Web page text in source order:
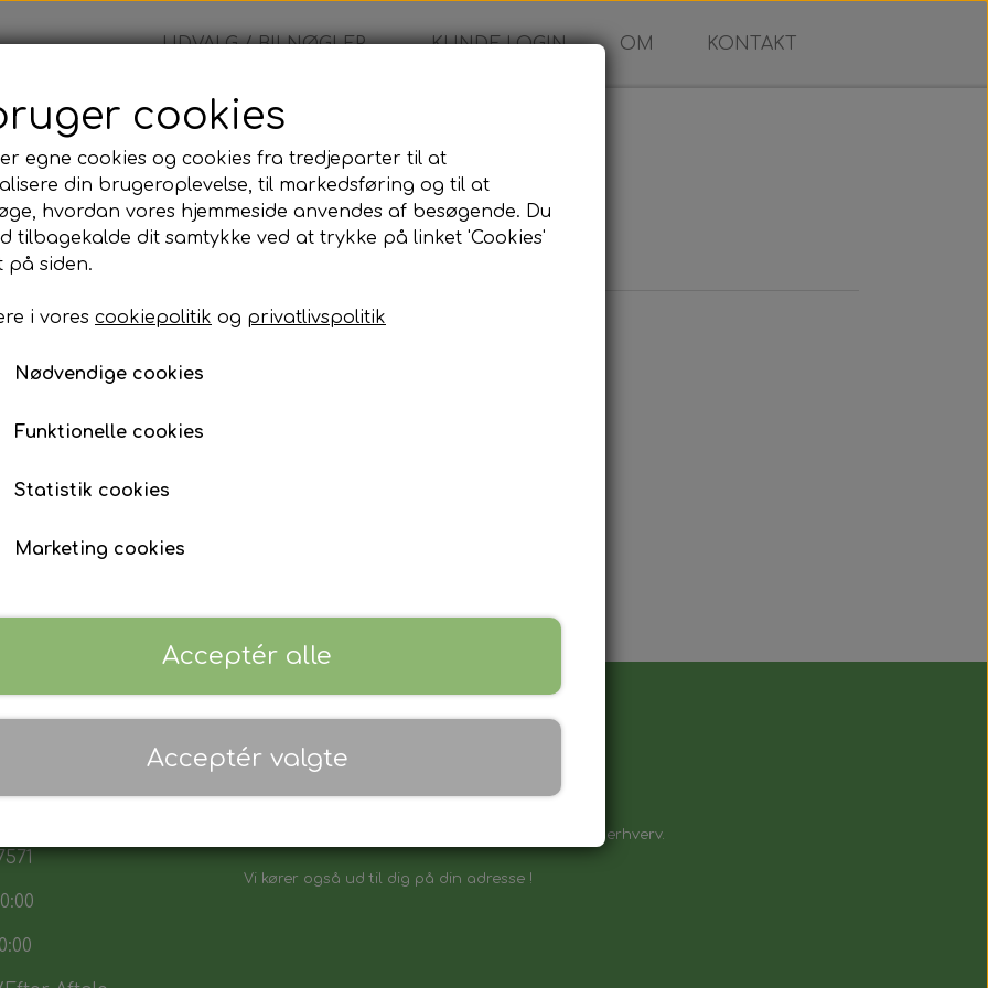
UDVALG / BILNØGLER KUNDE LOGIN OM KONTAKT
Kawasaki
125,00 kr.
Kawasaki
Lagerstatus:100 på lager
Antal
Vores sortiment henvender sig både til private & erhverv.
Vi kører også ud til dig på din adresse !
cookies
egne cookies og cookies fra tredjeparter til at
din brugeroplevelse, til markedsføring og til at
hvordan vores hjemmeside anvendes af besøgende. Du
tilbagekalde dit samtykke ved at trykke på linket 'Cookies'
på siden.
i vores cookiepolitik og privatlivspolitik
Nødvendige cookies
Funktionelle cookies
Statistik cookies
Marketing cookies
Acceptér alle
Acceptér valgte